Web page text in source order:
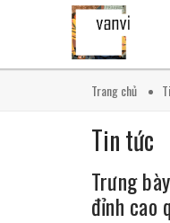
Trang chủ
Tin tức
Trưng
đỉnh cao